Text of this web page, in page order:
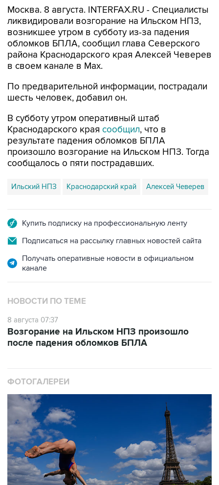
Москва. 8 августа. INTERFAX.RU - Специалисты
ликвидировали возгорание на Ильском НПЗ,
возникшее утром в субботу из-за падения
обломков БПЛА, сообщил глава Северского
района Краснодарского края Алексей Чеверев
в своем канале в Max.
По предварительной информации, пострадали
шесть человек, добавил он.
В субботу утром оперативный штаб
Краснодарского края сообщил, что в
результате падения обломков БПЛА
произошло возгорание на Ильском НПЗ. Тогда
сообщалось о пяти пострадавших.
Ильский НПЗ Краснодарский край Алексей Чеверев
Купить подписку на профессиональную ленту
Подписаться на рассылку главных новостей сайта
Получать оперативные новости в официальном
канале
НОВОСТИ ПО ТЕМЕ
8 августа 07:37
Возгорание на Ильском НПЗ произошло
после падения обломков БПЛА
ФОТОГАЛЕРЕИ